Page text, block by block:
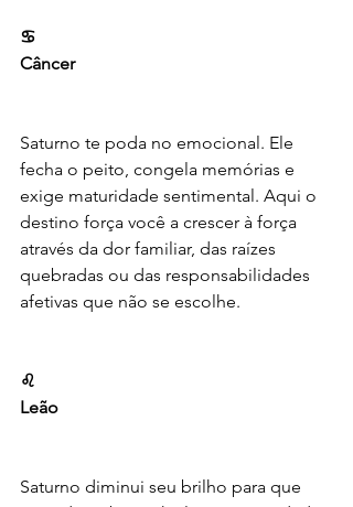
♋️
Câncer
Saturno te poda no emocional. Ele
fecha o peito, congela memórias e
exige maturidade sentimental. Aqui o
destino força você a crescer à força
através da dor familiar, das raízes
quebradas ou das responsabilidades
afetivas que não se escolhe.
♌️
Leão
Saturno diminui seu brilho para que